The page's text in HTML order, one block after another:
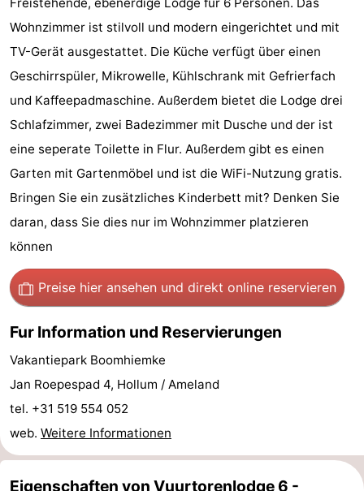
State
Ferienhäuser
-
Boomhiemke
Landal
Ameland
Hotels
Zimmer
(mit
Frühstück)
Lastminutes
Strand
Sehen
Denkmäler
-
Mühlen
-
Wohnzimmer ist stilvoll und modern eingerichtet und mit
TV-Gerät ausgestattet. Die Küche verfügt über einen
Geschirrspüler, Mikrowelle, Kühlschrank mit Gefrierfach
und Kaffeepadmaschine. Außerdem bietet die Lodge drei
Schlafzimmer, zwei Badezimmer mit Dusche und der ist
eine seperate Toilette in Flur. Außerdem gibt es einen
Garten mit Gartenmöbel und ist die WiFi-Nutzung gratis.
Bringen Sie ein zusätzliches Kinderbett mit? Denken Sie
daran, dass Sie dies nur im Wohnzimmer platzieren
können
Preise hier ansehen und direkt online reservieren
Fur Information und Reservierungen
Vakantiepark Boomhiemke
Jan Roepespad 4, Hollum / Ameland
tel. +31 519 554 052
web. Weitere Informationen
Eigenschaften von Vuurtorenlodge 6 -